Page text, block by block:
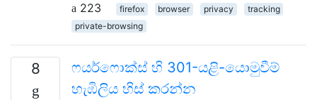
223
firefox browser privacy
tracking
private-browsing
8
ෆයර්ෆොක්ස් හි 301-යළි-යොමුවීම්
හැඹිලිය හිස් කරන්න